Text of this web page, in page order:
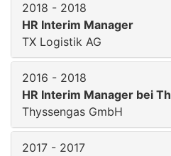
2018 - 2018
HR Interim Manager
TX Logistik AG
2016 - 2018
HR Interim Manager bei
Thyssengas GmbH
2017 - 2017